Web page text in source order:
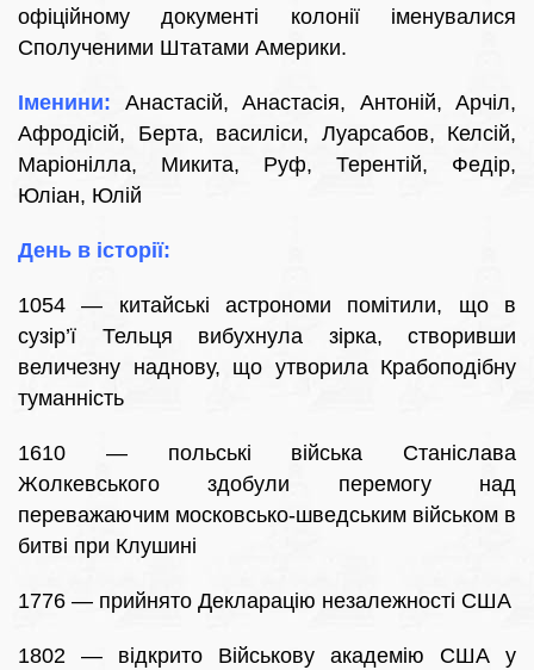
офіційному документі колонії іменувалися
Сполученими Штатами Америки.
Іменини: Анастасій, Анастасія, Антоній, Арчіл,
Афродісій, Берта, василіси, Луарсабов, Келсій,
Маріонілла, Микита, Руф, Терентій, Федір,
Юліан, Юлій
День в історії:
1054 — китайські астрономи помітили, що в
сузір’ї Тельця вибухнула зірка, створивши
величезну наднову, що утворила Крабоподібну
туманність
1610 — польські війська Станіслава
Жолкевського здобули перемогу над
переважаючим московсько-шведським військом в
битві при Клушині
1776 — прийнято Декларацію незалежності США
1802 — відкрито Військову академію США у